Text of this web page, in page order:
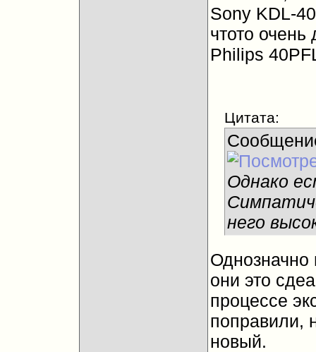
Sony KDL-
чтото
Philips
Цитата:
Однако
него
Однозначно
они это
процессе
поправили,
новый.